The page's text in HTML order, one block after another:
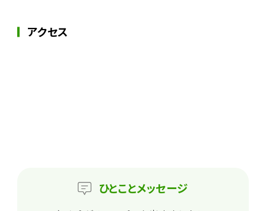
アクセス
ひとことメッセージ